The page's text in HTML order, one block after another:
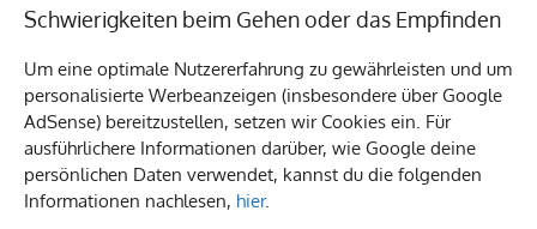
Um eine optimale Nutzererfahrung zu gewährleisten und um
personalisierte Werbeanzeigen (insbesondere über Google
AdSense) bereitzustellen, setzen wir Cookies ein. Für
ausführlichere Informationen darüber, wie Google deine
persönlichen Daten verwendet, kannst du die folgenden
Informationen nachlesen, hier.
Schwierigkeiten beim Gehen oder das Empfinden
einen Arztbesuch. Entsprechend der Erfahrung
vieler Patienten, ist eine rechtzeitige Untersuchung
notwendig, um schwerwiegende Schäden
auszuschließen.